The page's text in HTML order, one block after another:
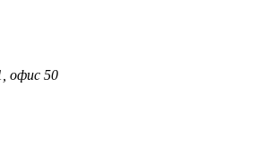
офис 50